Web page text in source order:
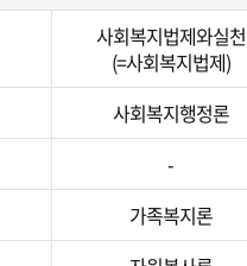
사회복지법제와실천
(=사회복지법제)
사회복지행정론
-
가족복지론